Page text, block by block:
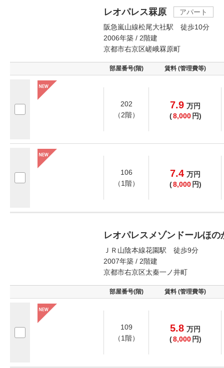
レオパレス罧原
アパート
阪急嵐山線松尾大社駅 徒歩10分
2006年築 / 2階建
京都市右京区嵯峨罧原町
部屋番号(階) 賃料 (管理費等)
202
（2階）
7.9 万円
(8,000 円)
106
（1階）
7.4 万円
(8,000 円)
レオパレスメゾンドールほの
ＪＲ山陰本線花園駅 徒歩9分
2007年築 / 2階建
京都市右京区太秦一ノ井町
部屋番号(階) 賃料 (管理費等)
109
（1階）
5.8 万円
(8,000 円)